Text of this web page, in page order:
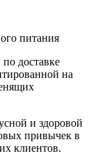
питания
доставке
на
и здоровой
привычек в
клиентов.